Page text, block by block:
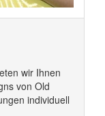
wir Ihnen
von Old
individuell